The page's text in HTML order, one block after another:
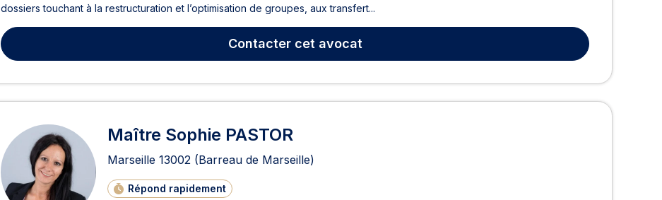
dossiers touchant à la restructuration et l’optimisation de groupes, aux transfert...
Contactercet avocat
Maître Sophie PASTOR
Marseille 13002 (Barreau de Marseille)
Répond rapidement